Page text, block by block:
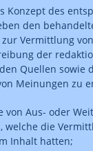
Konzept des
den
Vermittlung
der
Quellen sowie
Meinungen zu
von Aus- oder
welche die
Inhalt hatten;